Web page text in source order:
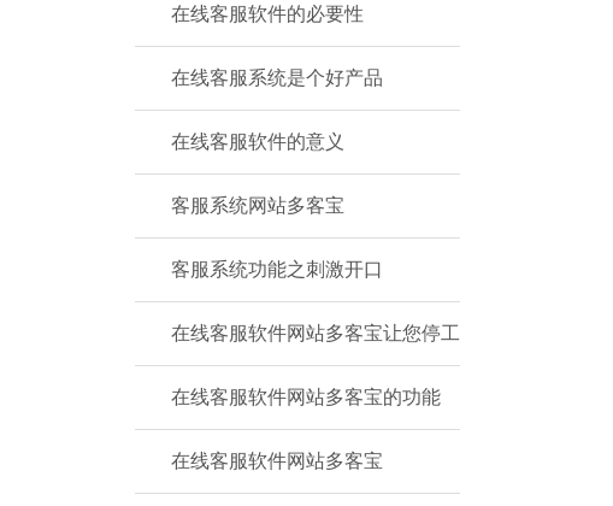
在线客服软件的必要性
在线客服系统是个好产品
在线客服软件的意义
客服系统网站多客宝
客服系统功能之刺激开口
在线客服软件网站多客宝让您停工
在线客服软件网站多客宝的功能
在线客服软件网站多客宝